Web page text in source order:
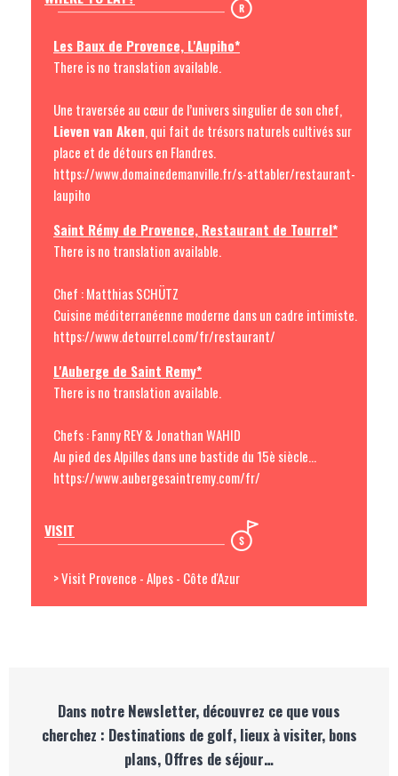
Les Baux de Provence, L'Aupiho*
There is no translation available.
Une traversée au cœur de l’univers singulier de son chef,
Lieven van Aken, qui fait de trésors naturels cultivés sur
place et de détours en Flandres.
https://www.domainedemanville.fr/s-attabler/restaurant-
laupiho
Saint Rémy de Provence, Restaurant de Tourrel*
There is no translation available.
Chef : Matthias SCHÜTZ
Cuisine méditerranéenne moderne dans un cadre intimiste.
https://www.detourrel.com/fr/restaurant/
L'Auberge de Saint Remy*
There is no translation available.
Chefs : Fanny REY & Jonathan WAHID
Au pied des Alpilles dans une bastide du 15è siècle...
https://www.aubergesaintremy.com/fr/
VISIT
> Visit Provence - Alpes - Côte d'Azur
Dans notre Newsletter, découvrez ce que vous
cherchez : Destinations de golf, lieux à visiter, bons
plans, Offres de séjour…